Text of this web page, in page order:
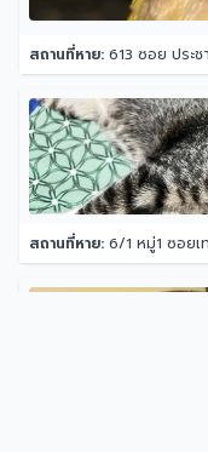
สถานที่หาย: 613 ซอย ประ
สถานที่หาย: 6/1 หมู่1 ซอยเ